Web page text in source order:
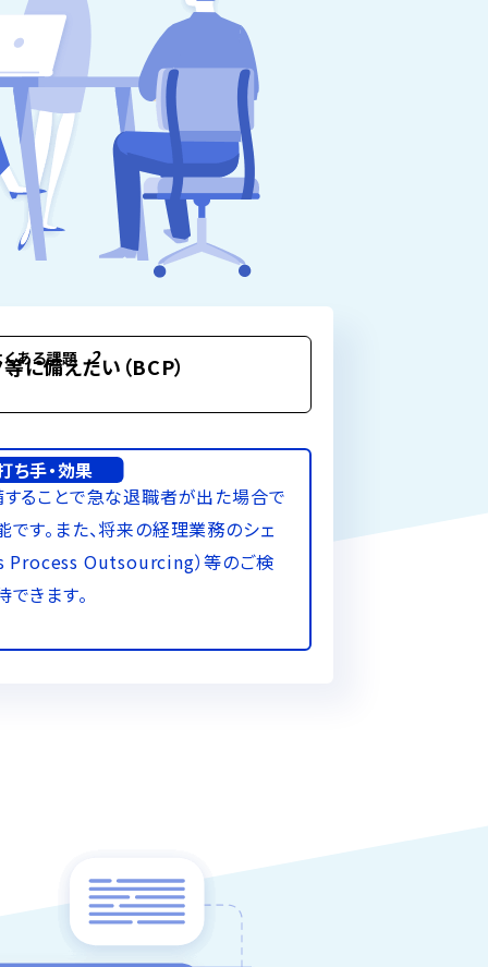
くある課題 2
に備えたい（BCP）
ち手・効果
ることで急な退職者が出た場合で
す。また、将来の経理業務のシェ
Process Outsourcing）等のご検
きます。